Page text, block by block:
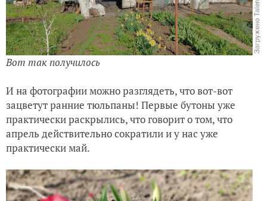
Вот так получилось
И на фотографии можно разглядеть, что вот-вот
зацветут ранние тюльпаны! Первые бутоны уже
практически раскрылись, что говорит о том, что
апрель действительно сократили и у нас уже
практически май.